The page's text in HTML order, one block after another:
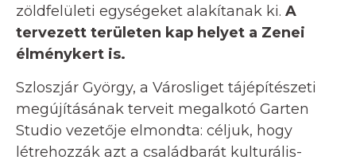
zöldfelületi egységeket alakítanak ki. A
tervezett területen kap helyet a Zenei
élménykert is.
Szloszjár György, a Városliget tájépítészeti
megújításának terveit megalkotó Garten
Studio vezetője elmondta: céljuk, hogy
létrehozzák azt a családbarát kulturális-